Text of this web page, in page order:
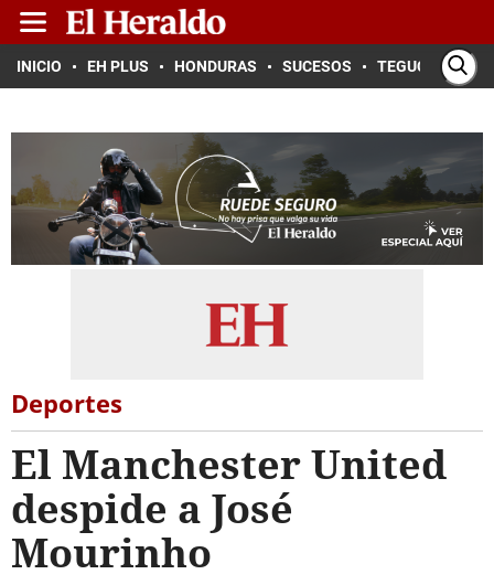
INICIO EH PLUS HONDURAS SUCESOS TEGUCIGALPA
Deportes
El Manchester United
despide a José
Mourinho